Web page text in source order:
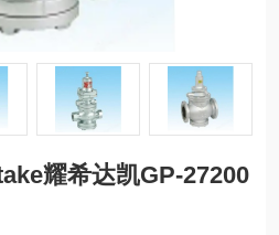
耀希达凯GP-27200